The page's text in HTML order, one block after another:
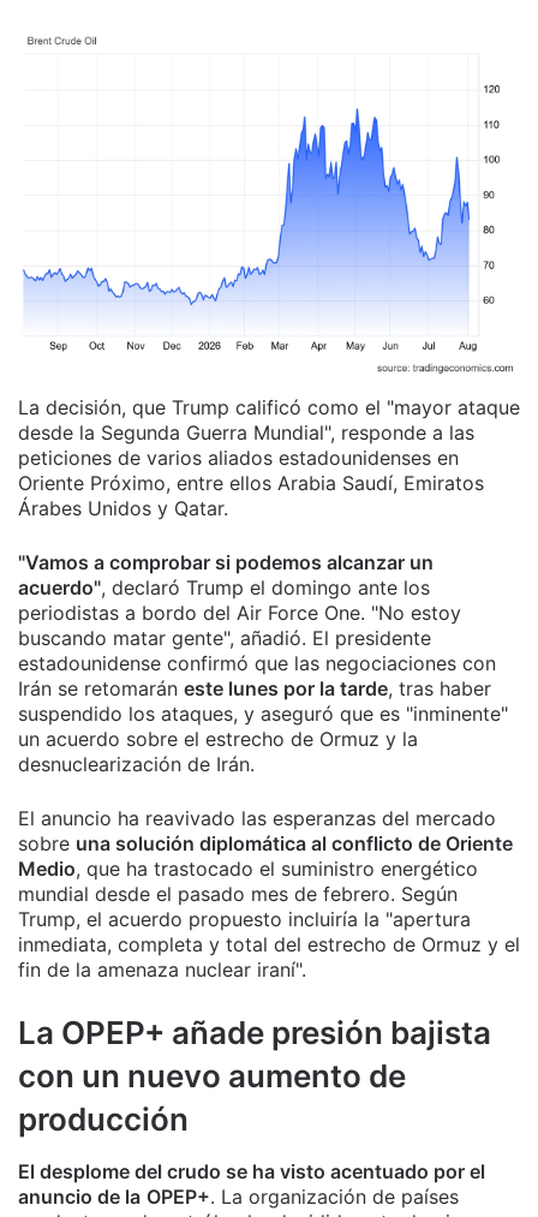
La decisión, que Trump calificó como el "mayor ataque
desde la Segunda Guerra Mundial", responde a las
peticiones de varios aliados estadounidenses en
Oriente Próximo, entre ellos Arabia Saudí, Emiratos
Árabes Unidos y Qatar.
"Vamos a comprobar si podemos alcanzar un
acuerdo", declaró Trump el domingo ante los
periodistas a bordo del Air Force One. "No estoy
buscando matar gente", añadió. El presidente
estadounidense confirmó que las negociaciones con
Irán se retomarán este lunes por la tarde, tras haber
suspendido los ataques, y aseguró que es "inminente"
un acuerdo sobre el estrecho de Ormuz y la
desnuclearización de Irán.
El anuncio ha reavivado las esperanzas del mercado
sobre una solución diplomática al conflicto de Oriente
Medio, que ha trastocado el suministro energético
mundial desde el pasado mes de febrero. Según
Trump, el acuerdo propuesto incluiría la "apertura
inmediata, completa y total del estrecho de Ormuz y el
fin de la amenaza nuclear iraní".
La OPEP+ añade presión bajista
con un nuevo aumento de
producción
El desplome del crudo se ha visto acentuado por el
anuncio de la OPEP+. La organización de países